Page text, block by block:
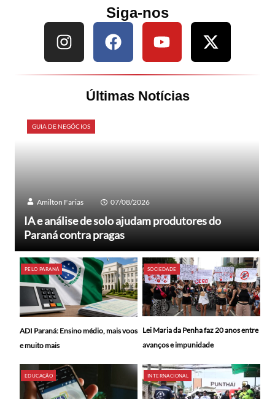
Siga-nos
Últimas Notícias
GUIA DE NEGÓCIOS
Amilton Farias 07/08/2026
IA e análise de solo ajudam produtores do
Paraná contra pragas
PELO PARANÁ
ADI Paraná: Ensino médio, mais voos
e muito mais
SOCIEDADE
Lei Maria da Penha faz 20 anos entre
avanços e impunidade
EDUCAÇÃO INTERNACIONAL